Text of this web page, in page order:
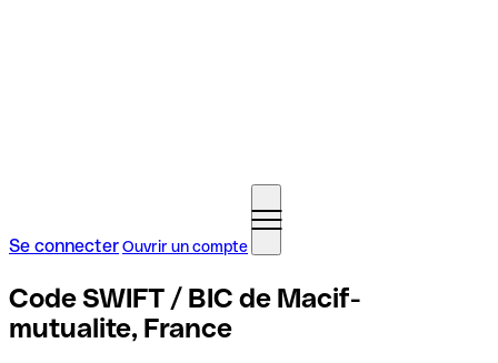
Se connecterOuvrir un compte
Code SWIFT / BIC de Macif-
mutualite, France